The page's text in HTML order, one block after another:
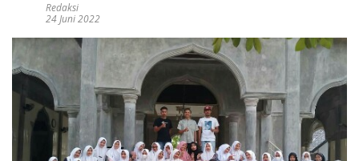
Redaksi
24 Juni 2022